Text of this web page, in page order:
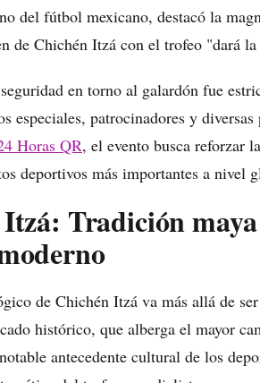
del fútbol mexicano, destacó la
de Chichén Itzá con el trofeo "dará
en torno al galardón fue
especiales, patrocinadores y
Horas QR, el evento busca reforzar
deportivos más importantes a nivel
Tradición
de Chichén Itzá va más allá de
histórico, que alberga el mayor
antecedente cultural de los